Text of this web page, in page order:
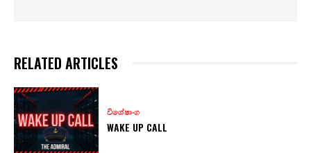
RELATED ARTICLES
විශේෂාංග
WAKE UP CALL